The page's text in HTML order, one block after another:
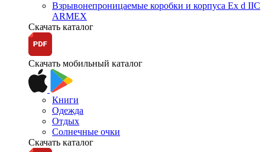
Взрывонепроницаемые коробки и корпуса Ex d IIС
ARMEX
Скачать каталог
Скачать мобильный каталог
Книги
Одежда
Отдых
Солнечные очки
Скачать каталог